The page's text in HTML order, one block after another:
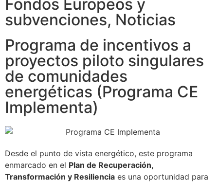
Fondos Europeos y
subvenciones, Noticias
Programa de incentivos a
proyectos piloto singulares
de comunidades
energéticas (Programa CE
Implementa)
Desde el punto de vista energético, este programa
enmarcado en el Plan de Recuperación,
Transformación y Resiliencia es una oportunidad para